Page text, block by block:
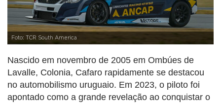
Foto: TCR South America
Nascido em novembro de 2005 em Ombúes de
Lavalle, Colonia, Cafaro rapidamente se destacou
no automobilismo uruguaio. Em 2023, o piloto foi
apontado como a grande revelação ao conquistar o